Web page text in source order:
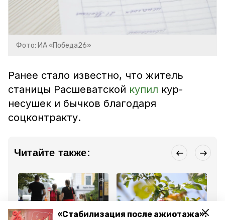
«Стабилизация после ажиотажа»:
Фото: ИА «Победа26»
Ранее стало известно, что житель
станицы Расшеватской купил кур-
несушек и бычков благодаря
соцконтракту.
Читайте также: